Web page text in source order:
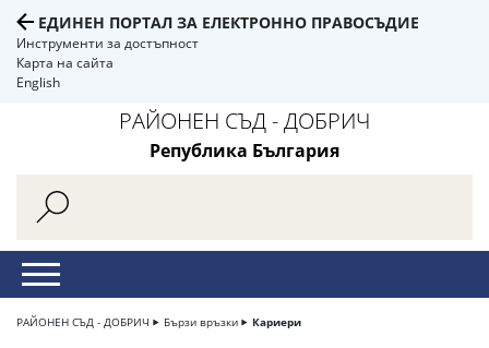
ЕДИНЕН ПОРТАЛ ЗА ЕЛЕКТРОННО ПРАВОСЪДИЕ
Инструменти за достъпност
Карта на сайта
English
РАЙОНЕН СЪД - ДОБРИЧ
Република България
РАЙОНЕН СЪД - ДОБРИЧ Бързи връзки Кариери